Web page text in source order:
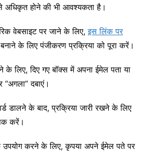
अधिकृत होने की भी आवश्यकता है।
वेबसाइट पर जाने के लिए,इस लिंक पर
के लिए पंजीकरण प्रक्रिया को पूरा करें।
लिए, दिए गए बॉक्स में अपना ईमेल पता या
दबाएं।
डालने के बाद, प्रक्रिया जारी रखने के लिए
करें।
उपयोग करने के लिए, कृपया अपने ईमेल पते पर